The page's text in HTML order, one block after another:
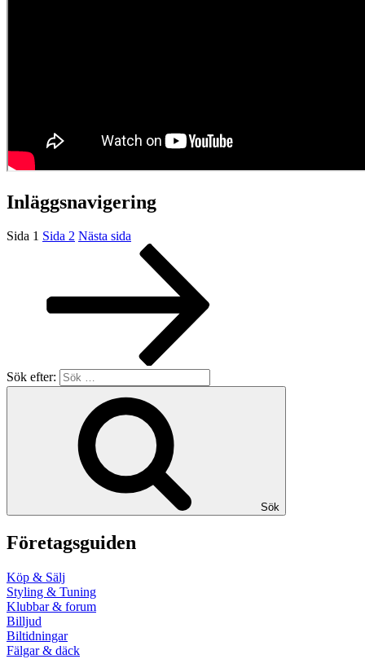
Inläggsnavigering
Sida 1 Sida 2 Nästa sida
Sök efter:
Sök
Företagsguiden
Köp & Sälj
Styling & Tuning
Klubbar & forum
Billjud
Biltidningar
Fälgar & däck